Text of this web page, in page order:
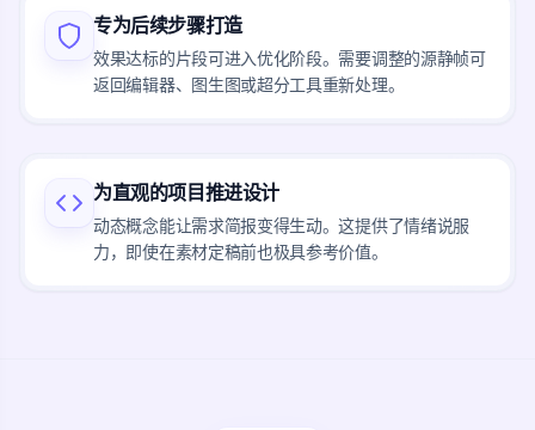
专为后续步骤打造
效果达标的片段可进入优化阶段。需要调整的源静帧可
返回编辑器、图生图或超分工具重新处理。
为直观的项目推进设计
动态概念能让需求简报变得生动。这提供了情绪说服
力，即使在素材定稿前也极具参考价值。